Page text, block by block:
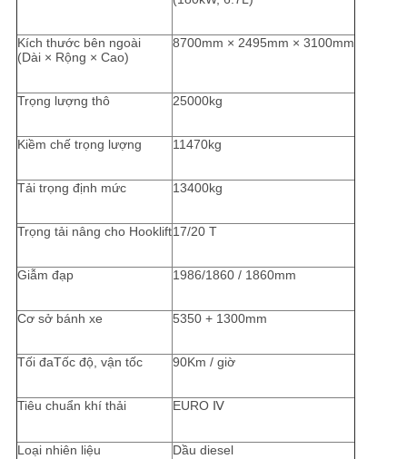
Kích thước bên ngoài
(Dài × Rộng × Cao)
8700mm × 2495mm × 3100mm
Trọng lượng thô 25000kg
Kiềm chế trọng lượng 11470kg
Tải trọng định mức 13400kg
Trọng tải nâng cho Hooklift17/20 T
Giẫm đạp 1986/1860 / 1860mm
Cơ sở bánh xe 5350 + 1300mm
Tối đaTốc độ, vận tốc 90Km / giờ
Tiêu chuẩn khí thải EURO Ⅳ
Loại nhiên liệu Dầu diesel